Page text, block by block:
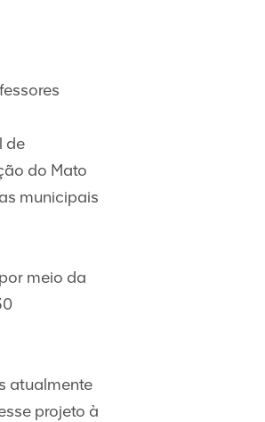
de
do Mato
municipais
meio da
atualmente
projeto à